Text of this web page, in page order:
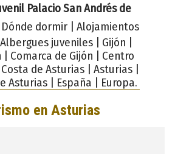
Palacio San Andrés de
dormir | Alojamientos
juveniles | Gijón |
| Comarca de Gijón | Centro
de Asturias | Asturias |
Asturias | España | Europa.